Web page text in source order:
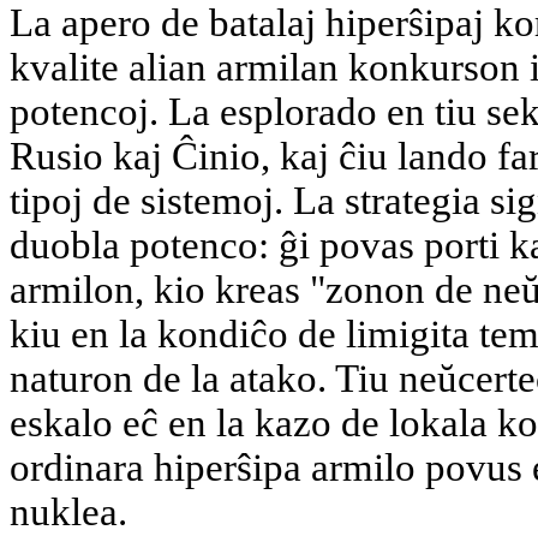
La apero de batalaj hiperŝipaj
kvalite alian armilan konkurson
potencoj. La esplorado en tiu
Rusio kaj Ĉinio, kaj ĉiu lando
tipoj de sistemoj. La strategia
duobla potenco: ĝi povas porti
armilon, kio kreas "zonon de
kiu en la kondiĉo de limigita
naturon de la atako. Tiu
eskalo eĉ en la kazo de lokala
ordinara hiperŝipa armilo
nuklea.